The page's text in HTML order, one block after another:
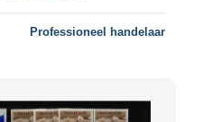
Professioneel handelaar